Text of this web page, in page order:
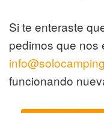
Si te enteraste
pedimos que nos
funcionando